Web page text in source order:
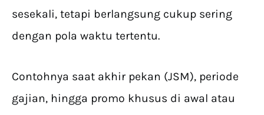
sesekali, tetapi berlangsung cukup sering
dengan pola waktu tertentu.
Contohnya saat akhir pekan (JSM), periode
gajian, hingga promo khusus di awal atau